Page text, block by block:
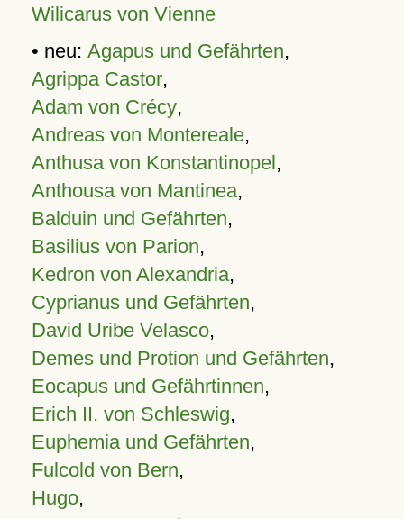
Wilicarus von Vienne
• neu: Agapus und Gefährten,
Agrippa Castor,
Adam von Crécy,
Andreas von Montereale,
Anthusa von Konstantinopel,
Anthousa von Mantinea,
Balduin und Gefährten,
Basilius von Parion,
Kedron von Alexandria,
Cyprianus und Gefährten,
David Uribe Velasco,
Demes und Protion und Gefährten,
Eocapus und Gefährtinnen,
Erich II. von Schleswig,
Euphemia und Gefährten,
Fulcold von Bern,
Hugo,